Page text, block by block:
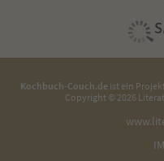
Kochbuch-Couch.deist ein
Copyright © 2026